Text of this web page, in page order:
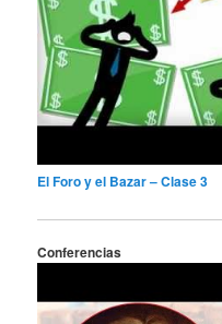
El Foro y el Bazar – Clase 3
Conferencias